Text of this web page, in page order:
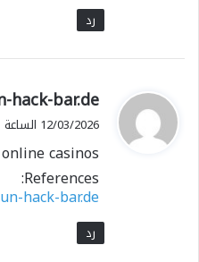
رد
ي
ق
ل
hack-bar.de
12/03/2026 الساعة 17:21
casinos
References:
hack-bar.de
رد